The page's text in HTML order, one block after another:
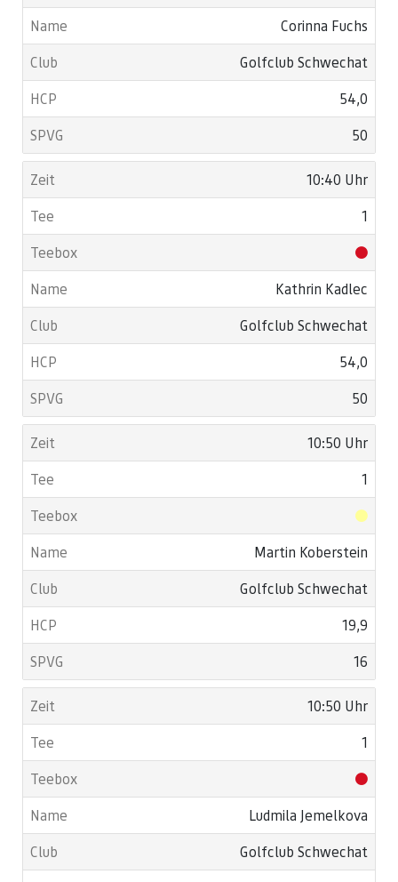
Corinna Fuchs
Golfclub Schwechat
54,0
50
10:40 Uhr
1
Kathrin Kadlec
Golfclub Schwechat
54,0
50
10:50 Uhr
1
Martin Koberstein
Golfclub Schwechat
19,9
16
10:50 Uhr
1
Ludmila Jemelkova
Golfclub Schwechat